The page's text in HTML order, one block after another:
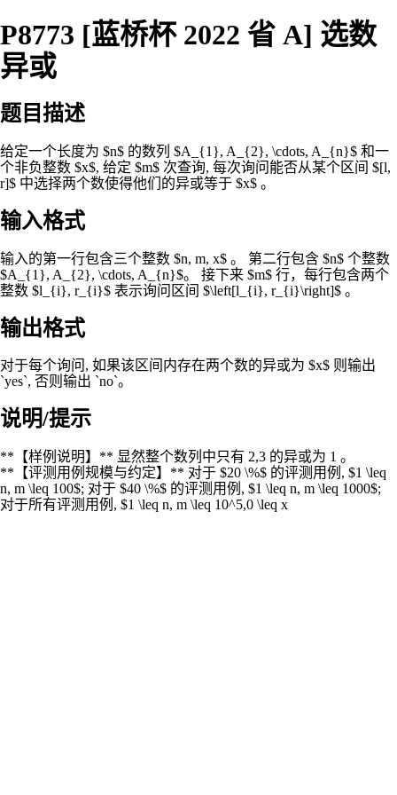
P8773 [蓝桥杯 2022 省 A] 选数
异或
题目描述
给定一个长度为 $n$ 的数列 $A_{1}, A_{2}, \cdots, A_{n}$ 和一
个非负整数 $x$, 给定 $m$ 次查询, 每次询问能否从某个区间 $[l,
r]$ 中选择两个数使得他们的异或等于 $x$ 。
输入格式
输入的第一行包含三个整数 $n, m, x$ 。 第二行包含 $n$ 个整数
$A_{1}, A_{2}, \cdots, A_{n}$。 接下来 $m$ 行，每行包含两个
整数 $l_{i}, r_{i}$ 表示询问区间 $\left[l_{i}, r_{i}\right]$ 。
输出格式
对于每个询问, 如果该区间内存在两个数的异或为 $x$ 则输出
`yes`, 否则输出 `no`。
说明/提示
**【样例说明】** 显然整个数列中只有 2,3 的异或为 1 。
**【评测用例规模与约定】** 对于 $20 \%$ 的评测用例, $1 \leq
n, m \leq 100$; 对于 $40 \%$ 的评测用例, $1 \leq n, m \leq 1000$;
对于所有评测用例, $1 \leq n, m \leq 10^5,0 \leq x